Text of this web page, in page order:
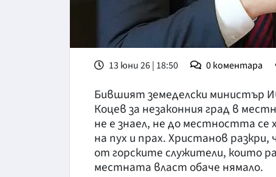
13 юни 26 | 18:50 0коментара
Бившият земеделски министър
Коцев за незаконния град в
не е знаел, не до местността се
на пух и прах. Христанов
от горските служители, които
местната власт обаче нямало.